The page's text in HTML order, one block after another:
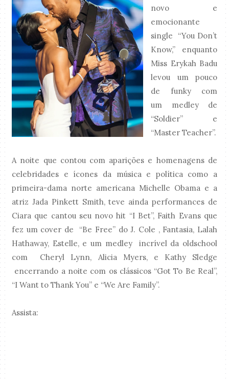
novo e
emocionante
single “You Don’t
Know,” enquanto
Miss Erykah Badu
levou um pouco
de funky com
um medley de
“Soldier” e
“Master Teacher”.
A noite que contou com aparições e homenagens de
celebridades e ícones da música e política como a
primeira-dama norte americana Michelle Obama e a
atriz Jada Pinkett Smith, teve ainda performances de
Ciara que cantou seu novo hit “I Bet”, Faith Evans que
fez um cover de “Be Free” do J. Cole , Fantasia, Lalah
Hathaway, Estelle, e um medley incrível da oldschool
com Cheryl Lynn, Alicia Myers, e Kathy Sledge
encerrando a noite com os clássicos “Got To Be Real”,
“I Want to Thank You” e “We Are Family”.
Assista: